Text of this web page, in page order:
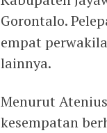
Gorontalo.
empat
lainnya.
Menurut
kesempatan